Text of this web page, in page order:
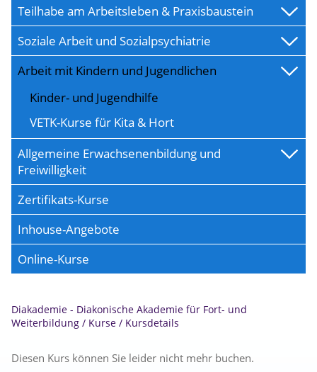
Teilhabe am Arbeitsleben & Praxisbaustein
Soziale Arbeit und Sozialpsychiatrie
Arbeit mit Kindern und Jugendlichen
Kinder- und Jugendhilfe
VETK-Kurse für Kita & Hort
Allgemeine Erwachsenenbildung und
Freiwilligkeit
Zertifikats-Kurse
Inhouse-Angebote
Online-Kurse
Diakademie - Diakonische Akademie für Fort- und
Weiterbildung / Kurse / Kursdetails
Diesen Kurs können Sie leider nicht mehr buchen.